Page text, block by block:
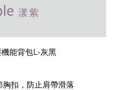
能背包L-灰黑
胸扣，防止肩帶滑落